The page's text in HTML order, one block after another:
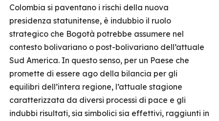
Colombia si paventano i rischi della nuova
presidenza statunitense, è indubbio il ruolo
strategico che Bogotà potrebbe assumere nel
contesto bolivariano o post-bolivariano dell’attuale
Sud America. In questo senso, per un Paese che
promette di essere ago della bilancia per gli
equilibri dell’intera regione, l’attuale stagione
caratterizzata da diversi processi di pace e gli
indubbi risultati, sia simbolici sia effettivi, raggiunti in